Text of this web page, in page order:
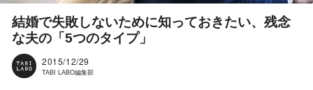
結婚で失敗しないために知っておきたい、残念
な夫の「5つのタイプ」
2015/12/29
TABI LABO編集部